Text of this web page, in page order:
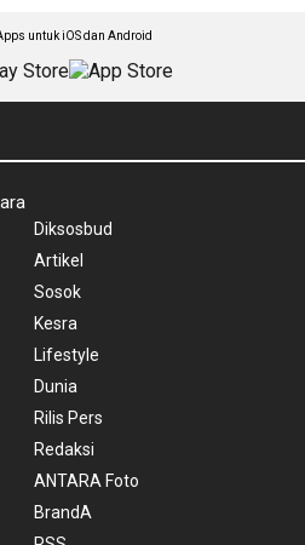
untuk iOS dan Android
Diksosbud
Artikel
Sosok
Kesra
Lifestyle
Dunia
Rilis Pers
Redaksi
ANTARA Foto
BrandA